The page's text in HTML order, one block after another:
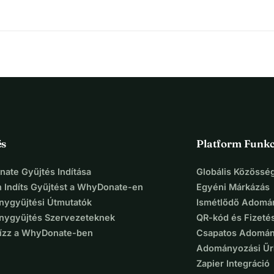
Gyűjtés Indítása
Indíts Gyűjtést a WhyDonate-en
Útmutatók
Szervezeteknek
a WhyDonate-ben
Platform
Globális
Egyéni Márkázás
Ismétlődő
QR-kód és
Csapatos
Adományozási
Zapier Integráció